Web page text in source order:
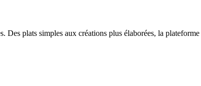
Des plats simples aux créations plus élaborées, la plateforme